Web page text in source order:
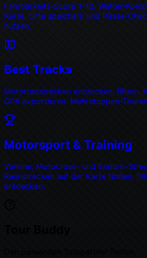
Fahrbarkeits-Score 1–10, Wetter-
Karte, Orte speichern und Pässe-
nutzen.
Best Tracks
Motorradstrecken entdecken, filtern,
GPX exportieren. Mehretappen-
Motorsport & Training
Vereine, Motocross- und Enduro-
Rennstrecken auf der Karte finden,
entdecken.
Tour Buddy
Den passenden Tourpartner finden.